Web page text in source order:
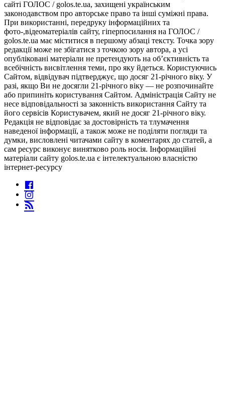
сайті ГОЛОС / golos.te.ua, захищені українським
законодавством про авторське право та інші суміжні права.
При використанні, передруку інформаційних та
фото-,відеоматеріалів сайту, гіперпосилання на ГОЛОС /
golos.te.ua має міститися в першому абзаці тексту. Точка зору
редакції може не збігатися з точкою зору автора, а усі
опубліковані матеріали не претендують на об’єктивність та
всебічність висвітлення теми, про яку йдеться. Користуючись
Сайтом, відвідувач підтверджує, що досяг 21-річного віку. У
разі, якщо Ви не досягли 21-річного віку — не розпочинайте
або припиніть користування Сайтом. Адміністрація Сайту не
несе відповідальності за законність використання Сайту та
його сервісів Користувачем, який не досяг 21-річного віку.
Редакція не відповідає за достовірність та тлумачення
наведеної інформації, а також може не поділяти погляди та
думки, висловлені читачами сайту в коментарях до статей, а
сам ресурс виконує винятково роль носія. Інформаційні
матеріали сайту golos.te.ua є інтелектуальною власністю
інтернет-ресурсу